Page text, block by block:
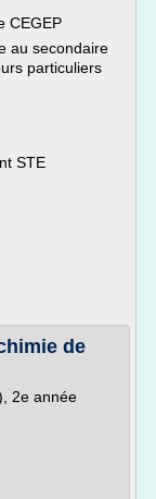
CEGEP
au secondaire
particuliers
STE
de
2e année